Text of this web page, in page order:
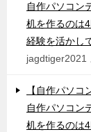
自作パソコン
机を作るのは
経験を活かし
jagdtiger2021
【自作パソコ
自作パソコン
机を作るのは